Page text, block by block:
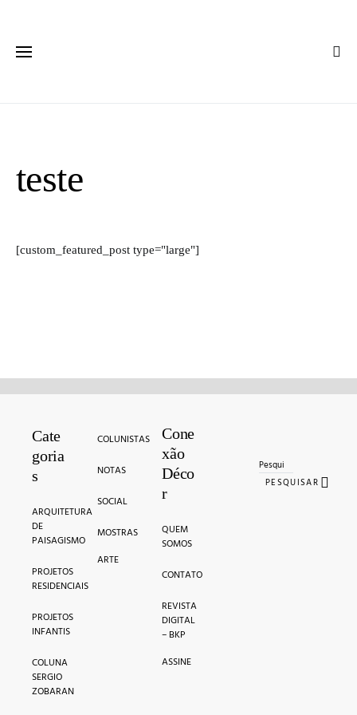
teste
[custom_featured_post type="large"]
Cate
goria
s
ARQUITETURA
DE
PAISAGISMO
PROJETOS
RESIDENCIAIS
PROJETOS
INFANTIS
COLUNA
SERGIO
ZOBARAN
COLUNISTAS
NOTAS
SOCIAL
MOSTRAS
ARTE
Cone
xão
Déco
r
QUEM
SOMOS
CONTATO
REVISTA
DIGITAL
– BKP
ASSINE
PESQUISAR